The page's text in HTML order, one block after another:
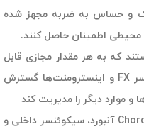
و حساس به ضربه مجهز شده
محیطی اطمینان حاصل کنند.
که به هر مقدار مجازی قابل
تخصیص است تا این قابلیت را در سراسر FX و اینسترومنت‌ها گسترش
موارد دیگر را مدیریت کند
امکانات ملودیک قوی شامل مد یا حالت Chord آنبورد، سیکوئنسر داخلی و